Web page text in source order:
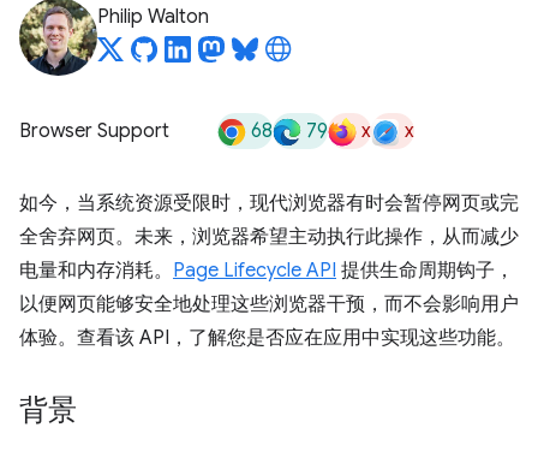
Philip Walton
Browser Support 68 79 x x
如今，当系统资源受限时，现代浏览器有时会暂停网页或完
全舍弃网页。未来，浏览器希望主动执行此操作，从而减少
电量和内存消耗。 Page Lifecycle API 提供生命周期钩子，
以便网页能够安全地处理这些浏览器干预，而不会影响用户
体验。查看该 API，了解您是否应在应用中实现这些功能。
背景